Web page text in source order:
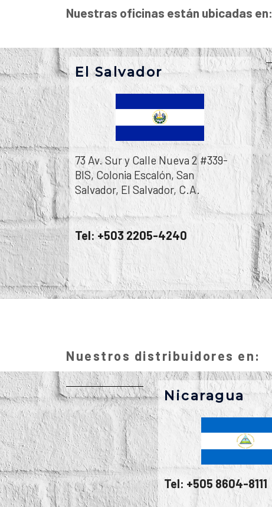
Nuestras oficinas están ubicadas en:
El Salvador
73 Av. Sur y Calle Nueva 2 #339-
BIS, Colonia Escalón, San
Salvador, El Salvador, C.A.
Tel: +503 2205-4240
Nuestros distribuidores en:
Nicaragua
Tel: +505 8604-8111